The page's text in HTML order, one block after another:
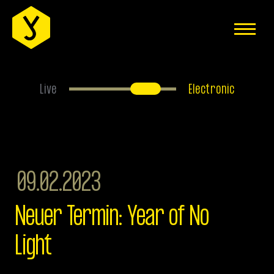
EVENTS
ANFAHRT
JOBS
IMPRESSUM
DATENSCHUTZERKLÄRUNG
Live Electronic
09.02.2023
Neuer Termin: Year of No
Light